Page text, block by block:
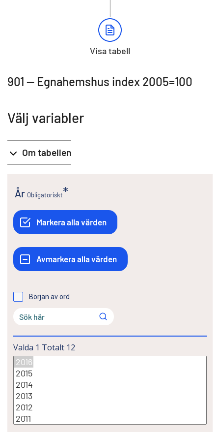
Visa tabell
901 -- Egnahemshus index 2005=100
Välj variabler
Om tabellen
År Obligatoriskt
Början av ord
Valda 1 Totalt 12